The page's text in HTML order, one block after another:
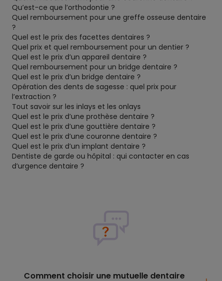
Qu’est-ce que l’orthodontie ?
Quel remboursement pour une greffe osseuse dentaire
?
Quel est le prix des facettes dentaires ?
Quel prix et quel remboursement pour un dentier ?
Quel est le prix d’un appareil dentaire ?
Quel remboursement pour un bridge dentaire ?
Quel est le prix d’un bridge dentaire ?
Opération des dents de sagesse : quel prix pour
l’extraction ?
Tout savoir sur les inlays et les onlays
Quel est le prix d’une prothèse dentaire ?
Quel est le prix d’une gouttière dentaire ?
Quel est le prix d’une couronne dentaire ?
Quel est le prix d’un implant dentaire ?
Dentiste de garde ou hôpital : qui contacter en cas
d’urgence dentaire ?
Comment choisir une mutuelle dentaire